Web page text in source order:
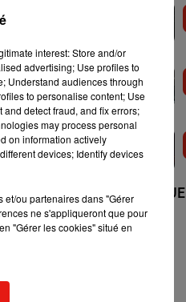
jeunes
sociaux
à
titre des
+ DE MUSIQUE
interest: Store and/or
advertising; Use profiles to
Understand audiences through
to personalise content; Use
detect fraud, and fix errors;
may process personal
on information actively
devices; Identify devices
et/ou partenaires dans "Gérer
ne s'appliqueront que pour
"Gérer les cookies" situé en